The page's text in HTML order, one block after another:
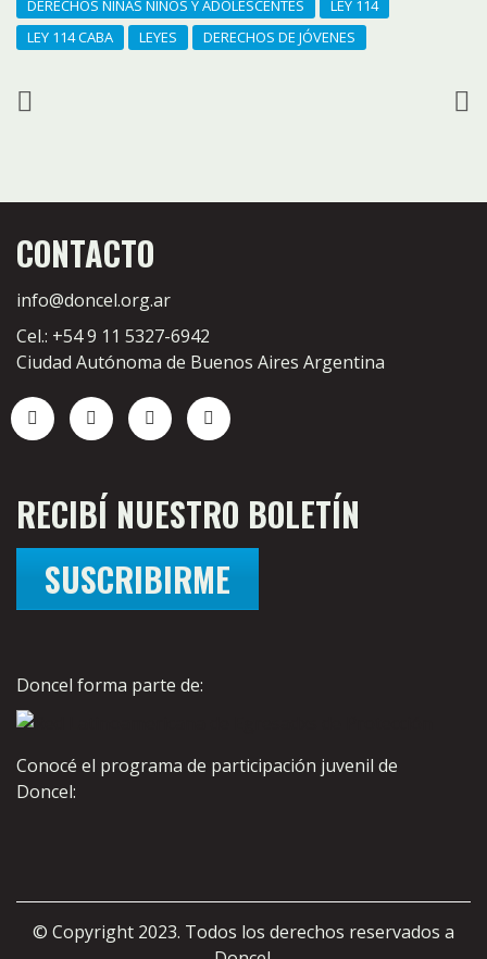
DERECHOS NIÑAS NIÑOS Y ADOLESCENTES
LEY 114
LEY 114 CABA
LEYES DERECHOS DE JÓVENES
CONTACTO
info@doncel.org.ar
Cel.: +54 9 11 5327-6942
Ciudad Autónoma de Buenos Aires Argentina
RECIBÍ NUESTRO BOLETÍN
SUSCRIBIRME
Doncel forma parte de:
Conocé el programa de participación juvenil de
Doncel:
© Copyright 2023. Todos los derechos reservados a